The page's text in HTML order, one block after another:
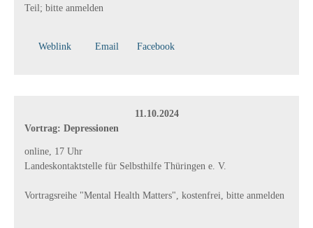
Teil; bitte anmelden
Weblink Email Facebook
11.10.2024
Vortrag: Depressionen
online, 17 Uhr
Landeskontaktstelle für Selbsthilfe Thüringen e. V.
Vortragsreihe "Mental Health Matters", kostenfrei, bitte anmelden